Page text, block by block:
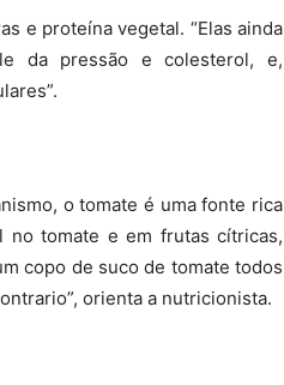
e proteína vegetal. “Elas ainda
da pressão e colesterol, e,
o tomate é uma fonte rica
no tomate e em frutas cítricas,
copo de suco de tomate todos
orienta a nutricionista.